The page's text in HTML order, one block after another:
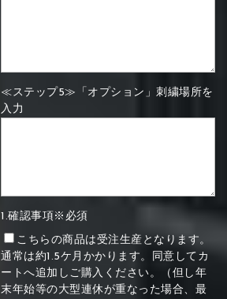
≪ステップ5≫「オプション」刺繍場所を
入力
1.確認事項※必須
こちらの商品は受注生産となります。
通常は約1.5ケ月かかります。同意してカ
ートへ追加しご購入ください。（但し年
末年始等の大型連休が重なった場合、最